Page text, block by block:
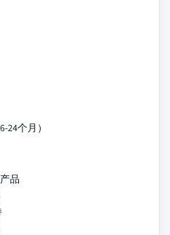
24个月）
品